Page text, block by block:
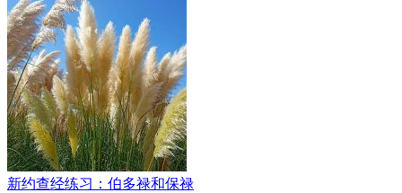
新约查经练习：伯多禄和保禄